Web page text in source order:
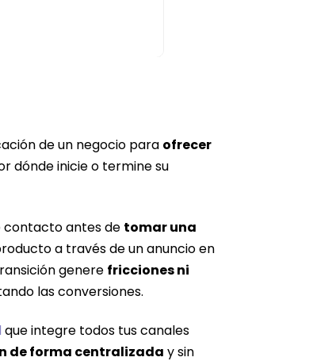
de un negocio para ofrecer
dónde inicie o termine su
contacto antes de tomar una
a través de un anuncio en
genere fricciones ni
las conversiones.
que integre todos tus canales
de forma centralizada y sin